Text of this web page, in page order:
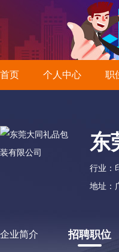
首页 个人中心 职
东
行业：
地址：
企业简介 招聘职位